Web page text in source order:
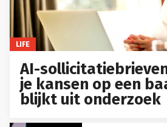
LIFE
AI-
je kansen op een
blijkt uit onderzoek